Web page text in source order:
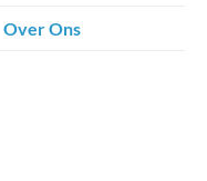
Over Ons